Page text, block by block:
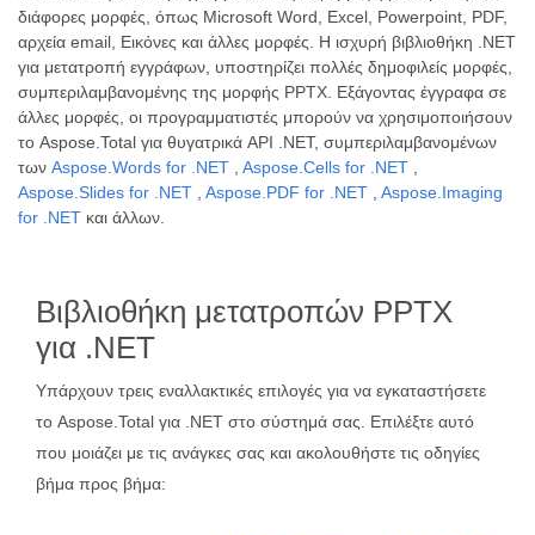
διάφορες μορφές, όπως Microsoft Word, Excel, Powerpoint, PDF,
αρχεία email, Εικόνες και άλλες μορφές. Η ισχυρή βιβλιοθήκη .NET
για μετατροπή εγγράφων, υποστηρίζει πολλές δημοφιλείς μορφές,
συμπεριλαμβανομένης της μορφής PPTX. Εξάγοντας έγγραφα σε
άλλες μορφές, οι προγραμματιστές μπορούν να χρησιμοποιήσουν
το Aspose.Total για θυγατρικά API .NET, συμπεριλαμβανομένων
των Aspose.Words for .NET Aspose.Cells for .NET
Aspose.Slides for .NET
Aspose.PDF for .NET
Aspose.Imaging
for .NET και άλλων.
Βιβλιοθήκη μετατροπών PPTX
για .NET
Υπάρχουν τρεις εναλλακτικές επιλογές για να εγκαταστήσετε
το Aspose.Total για .NET στο σύστημά σας. Επιλέξτε αυτό
που μοιάζει με τις ανάγκες σας και ακολουθήστε τις οδηγίες
βήμα προς βήμα: